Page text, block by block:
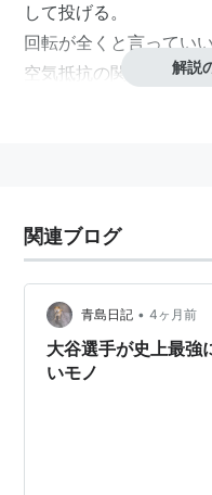
して投げる。
回転が全くと言ってい
空気抵抗の関係で不規
日本でナックルと呼ば
という回転を与えてボ
クルボールとは別のも
メジャーリーグではこ
み立てるナックルボー
解説
関連ブログ
青島日記 • 4ヶ月前
大谷選手が史上最強
いモノ